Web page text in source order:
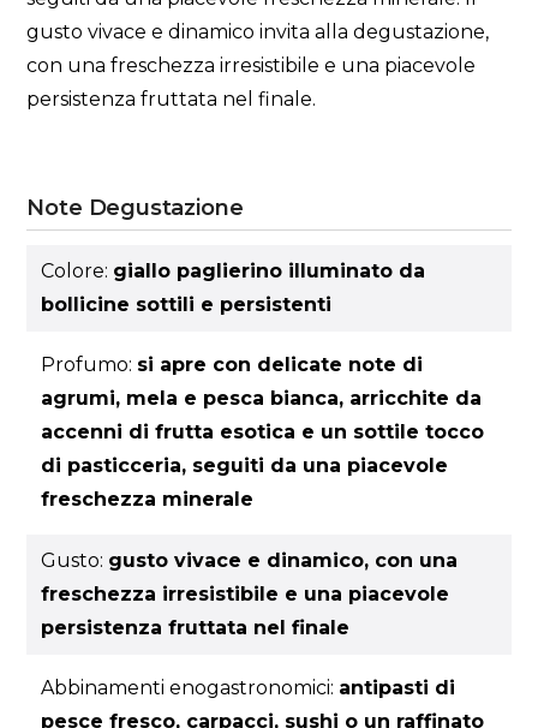
gusto vivace e dinamico invita alla degustazione,
con una freschezza irresistibile e una piacevole
persistenza fruttata nel finale.
Note Degustazione
Colore: giallo paglierino illuminato da
bollicine sottili e persistenti
Profumo: si apre con delicate note di
agrumi, mela e pesca bianca, arricchite da
accenni di frutta esotica e un sottile tocco
di pasticceria, seguiti da una piacevole
freschezza minerale
Gusto: gusto vivace e dinamico, con una
freschezza irresistibile e una piacevole
persistenza fruttata nel finale
Abbinamenti enogastronomici: antipasti di
pesce fresco, carpacci, sushi o un raffinato